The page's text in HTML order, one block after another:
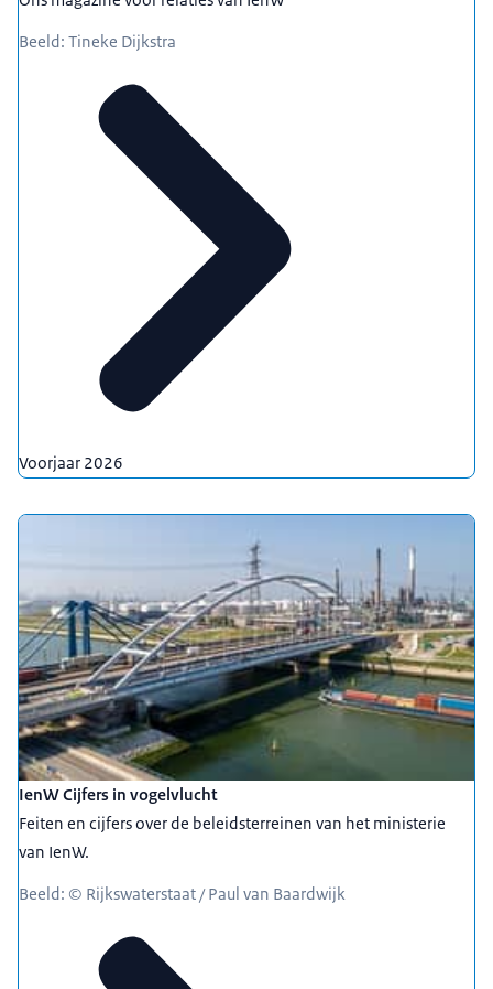
Beeld: Tineke Dijkstra
Voorjaar 2026
IenW Cijfers in vogelvlucht
Feiten en cijfers over de beleidsterreinen van het ministerie
van IenW.
Beeld: © Rijkswaterstaat / Paul van Baardwijk